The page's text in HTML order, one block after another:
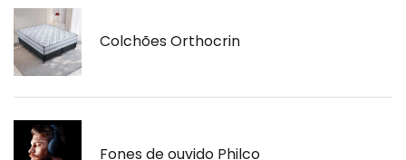
Colchões Orthocrin
Fones de ouvido Philco